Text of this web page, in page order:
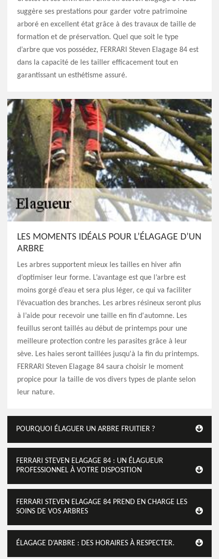
suggère ses prestations pour garder votre patrimoine
arboré en excellent état grâce à des travaux de taille de
formation et de préservation. Quel que soit le type
d’arbre que vos possédez, FERRARI Steven Elagage 84 est
dans la capacité de les tailler efficacement tout en
garantissant un esthétisme assuré.
LES MOMENTS IDÉALS POUR L’ÉLAGAGE D’UN
ARBRE
Les arbres supportent mieux les tailles en hiver afin
d’optimiser leur forme. L’avantage est que l’arbre est
moins gorgé d’eau et sera plus léger, ce qui va faciliter
l’évacuation des branches. Les arbres résineux seront plus
à l’aide pour recevoir une taille en fin d'automne. Les
feuillus seront taillés au début de printemps pour une
meilleure protection contre les parasites grâce à leur
sève. Les haies seront taillées jusqu'à la fin du printemps.
FERRARI Steven Elagage 84 saura choisir le moment
propice pour la taille de vos divers types de plante selon
leur nature.
POURQUOI ÉLAGUER UN ARBRE FRUITIER ?
FERRARI STEVEN ELAGAGE 84 : UN ÉLAGUEUR
PROFESSIONNEL À VOTRE DISPOSITION
FERRARI STEVEN ELAGAGE 84 PREND EN CHARGE LES
SOINS DE VOS ARBRES
ÉLAGAGE D’ARBRE : DES HORAIRES À RESPECTER.